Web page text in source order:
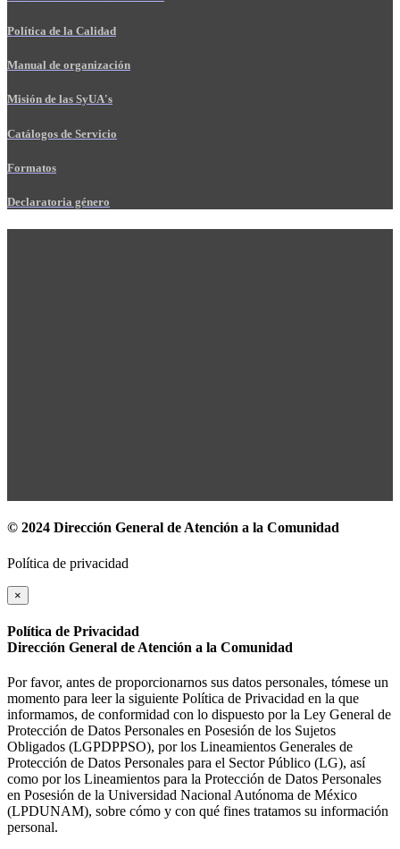
Política de la Calidad
Manual de organización
Misión de las SyUA's
Catálogos de Servicio
Formatos
Declaratoria género
© 2024 Dirección General de Atención a la Comunidad
Política de privacidad
×
Política de Privacidad
Dirección General de Atención a la Comunidad
Por favor, antes de proporcionarnos sus datos personales, tómese un
momento para leer la siguiente Política de Privacidad en la que
informamos, de conformidad con lo dispuesto por la Ley General de
Protección de Datos Personales en Posesión de los Sujetos
Obligados (LGPDPPSO), por los Lineamientos Generales de
Protección de Datos Personales para el Sector Público (LG), así
como por los Lineamientos para la Protección de Datos Personales
en Posesión de la Universidad Nacional Autónoma de México
(LPDUNAM), sobre cómo y con qué fines tratamos su información
personal.